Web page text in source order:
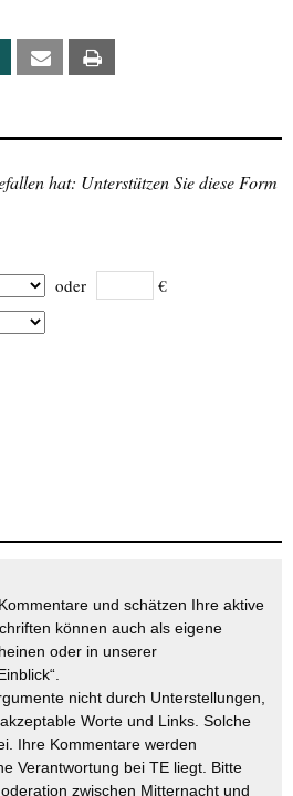
Xing Email
hat: Unterstützen Sie diese Form
oder €
und schätzen Ihre aktive
können auch als eigene
oder in unserer
nicht durch Unterstellungen,
Worte und Links. Solche
Ihre Kommentare werden
Verantwortung bei TE liegt. Bitte
zwischen Mitternacht und